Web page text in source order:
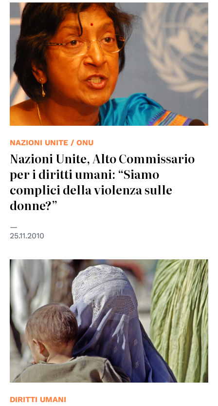
© UN Photo
NAZIONI UNITE / ONU
Nazioni Unite, Alto Commissario
per i diritti umani: “Siamo
complici della violenza sulle
donne?”
25.11.2010
© UN Photo
DIRITTI UMANI